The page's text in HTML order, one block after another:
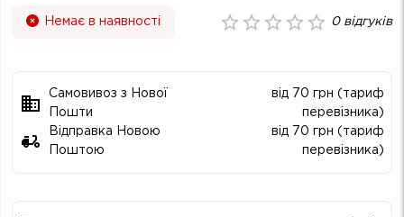
Немає в наявності 0відгуків
Самовивоз з Нової
Пошти
від 70 грн (тариф
перевізника)
Відправка Новою
Поштою
від 70 грн (тариф
перевізника)